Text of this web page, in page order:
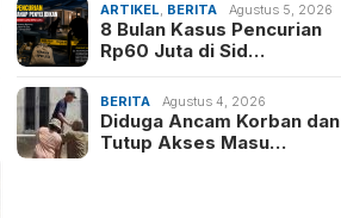
ARTIKEL, BERITA Agustus 5, 2026
8 Bulan Kasus Pencurian
Rp60 Juta di Sid…
BERITA Agustus 4, 2026
Diduga Ancam Korban dan
Tutup Akses Masu…